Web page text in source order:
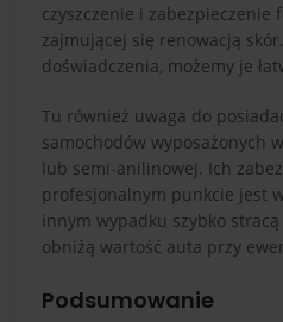
czyszczenie i
zajmującej się renowacją
doświadczenia, możemy je
Tu również uwaga do
samochodów wyposażonych
lub semi-anilinowej. Ich
profesjonalnym punkcie jest
innym wypadku szybko
obniżą wartość auta przy
Podsumowanie